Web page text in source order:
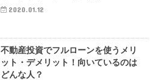
2020.01.12
不動産投資でフルローンを使うメリ
ット・デメリット！向いているのは
どんな人？